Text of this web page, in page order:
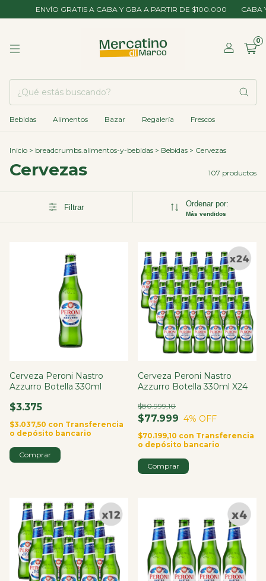
GRATIS A CABA Y GBA A PARTIR DE $100.000 CABA Y GBA
0
Bebidas Alimentos Bazar Regalería Frescos
Inicio > breadcrumbs.alimentos-y-bebidas > Bebidas > Cervezas
Cervezas 107 productos
Filtrar Ordenar por:
Más vendidos
Cerveza Peroni Nastro
Azzurro Botella 330ml
$3.375
$3.037,50 con Transferencia
o depósito bancario
Cerveza Peroni Nastro
Azzurro Botella 330ml X24
$77.999
$80.999,10
4% OFF
$70.199,10 con Transferencia
o depósito bancario